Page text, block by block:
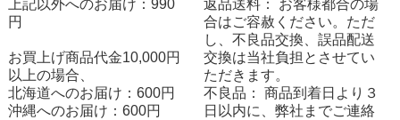
上記以外へのお届け：990
円
お買上げ商品代金10,000円
以上の場合、
北海道へのお届け：600円
沖縄へのお届け：600円
返品送料： お客様都合の場
合はご容赦ください。ただ
し、不良品交換、誤品配送
交換は当社負担とさせてい
ただきます。
不良品： 商品到着日より３
日以内に、弊社までご連絡